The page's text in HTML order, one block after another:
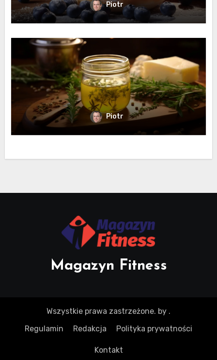
Piotr
Piotr
Magazyn Fitness
Wszystkie prawa zastrzeżone. by .
Regulamin
Redakcja Polityka prywatności
Kontakt